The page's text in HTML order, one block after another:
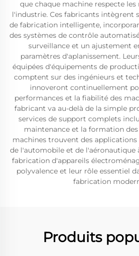
que chaque machine respecte
l'industrie. Ces fabricants intègrent
de fabrication intelligente,
des systèmes de contrôle
surveillance et un ajustement
paramètres d'aplanissement.
équipées d'équipements de
comptent sur des ingénieurs et
innoveront continuellement
performances et la fiabilité des
fabricant va au-delà de la simple
services de support complets
maintenance et la formation des
machines trouvent des applications
de l'automobile et de l'aéronautique
fabrication d'appareils
polyvalence et leur rôle essentiel
fabrication
Produits